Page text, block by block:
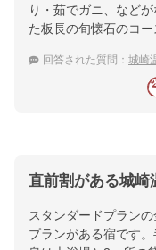
り・茹でガニ、など
た板長の旬懐石のコー
回答された質問： 城崎温
直前割がある城崎
スタンダードプラン
プランがある宿です